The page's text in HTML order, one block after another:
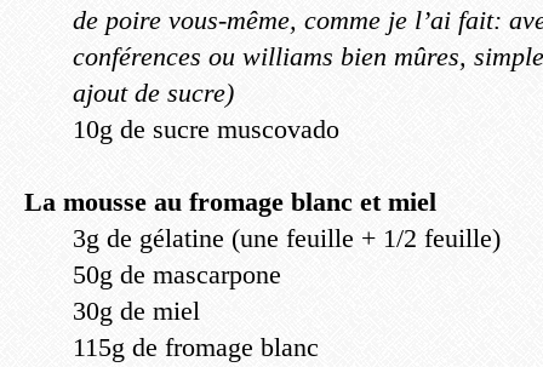
de poire vous-même, comme je l’ai fait:
conférences ou williams bien mûres,
ajout de sucre)
10g de sucre muscovado
La mousse au fromage blanc et miel
3g de gélatine (une feuille + 1/2 feuille)
50g de mascarpone
30g de miel
115g de fromage blanc